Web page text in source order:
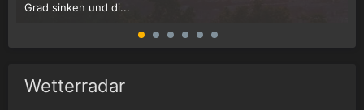
Grad sinken und di...
Wetterradar